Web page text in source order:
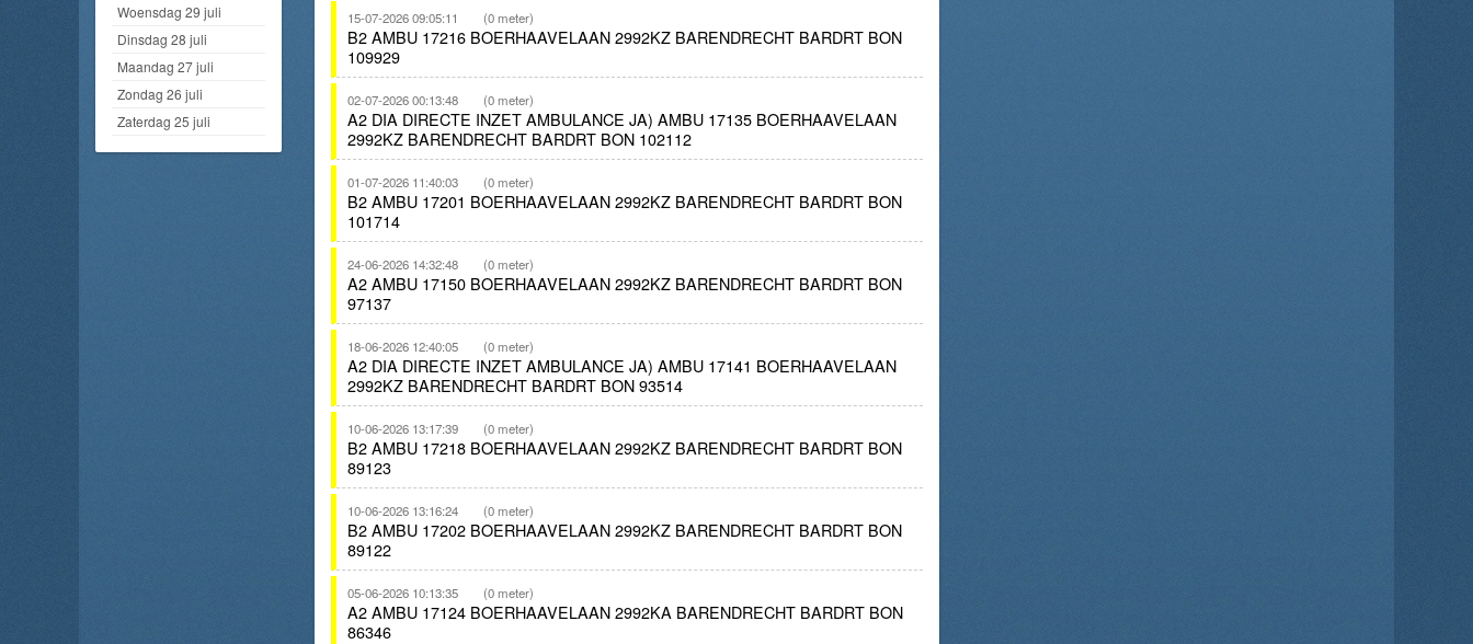
Woensdag 29 juli
Dinsdag 28 juli
Maandag 27 juli
Zondag 26 juli
Zaterdag 25 juli
15-07-2026 09:05:11 (0 meter)
B2 AMBU 17216 BOERHAAVELAAN 2992KZ BARENDRECHT BARDRT BON
109929
02-07-2026 00:13:48 (0 meter)
A2 DIA DIRECTE INZET AMBULANCE JA) AMBU 17135 BOERHAAVELAAN
2992KZ BARENDRECHT BARDRT BON 102112
01-07-2026 11:40:03 (0 meter)
B2 AMBU 17201 BOERHAAVELAAN 2992KZ BARENDRECHT BARDRT BON
101714
24-06-2026 14:32:48 (0 meter)
A2 AMBU 17150 BOERHAAVELAAN 2992KZ BARENDRECHT BARDRT BON
97137
18-06-2026 12:40:05 (0 meter)
A2 DIA DIRECTE INZET AMBULANCE JA) AMBU 17141 BOERHAAVELAAN
2992KZ BARENDRECHT BARDRT BON 93514
10-06-2026 13:17:39 (0 meter)
B2 AMBU 17218 BOERHAAVELAAN 2992KZ BARENDRECHT BARDRT BON
89123
10-06-2026 13:16:24 (0 meter)
B2 AMBU 17202 BOERHAAVELAAN 2992KZ BARENDRECHT BARDRT BON
89122
05-06-2026 10:13:35 (0 meter)
A2 AMBU 17124 BOERHAAVELAAN 2992KA BARENDRECHT BARDRT BON
86346